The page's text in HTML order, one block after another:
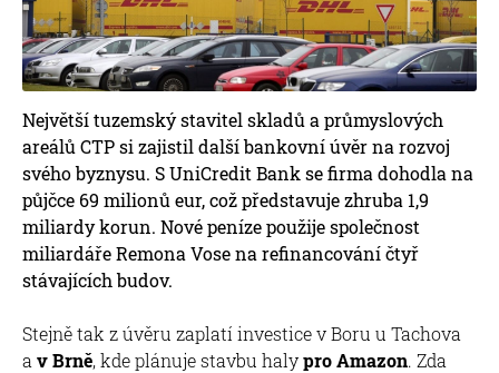
Největší tuzemský stavitel skladů a průmyslových
areálů CTP si zajistil další bankovní úvěr na rozvoj
svého byznysu. S UniCredit Bank se firma dohodla na
půjčce 69 milionů eur, což představuje zhruba 1,9
miliardy korun. Nové peníze použije společnost
miliardáře Remona Vose na refinancování čtyř
stávajících budov.
Stejně tak z úvěru zaplatí investice v Boru u Tachova
a v Brně, kde plánuje stavbu halypro Amazon. Zda